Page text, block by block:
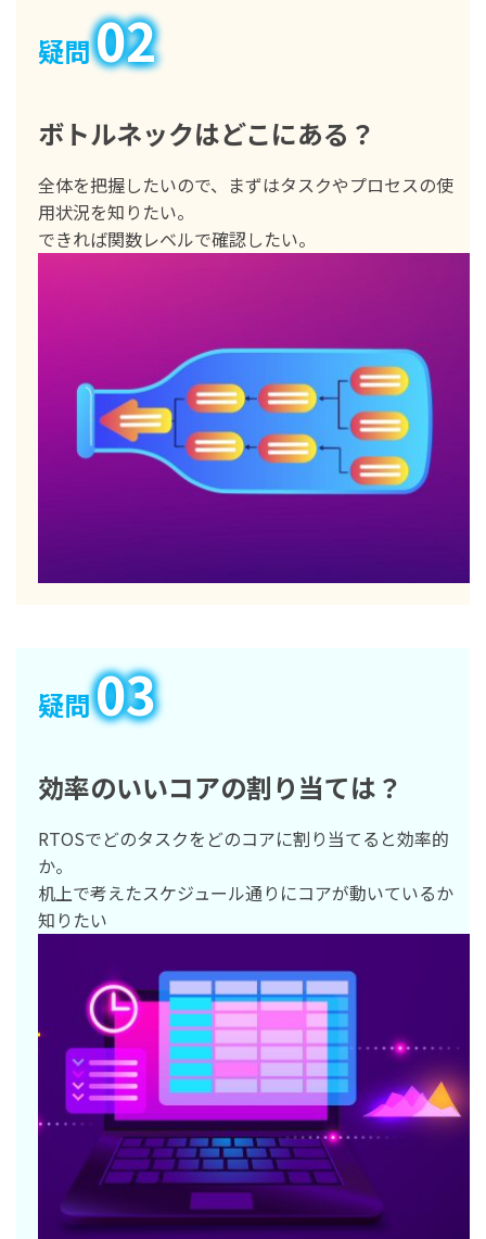
疑問02
ボトルネックはどこにある？
全体を把握したいので、まずはタスクやプロセスの使
用状況を知りたい。
できれば関数レベルで確認したい。
疑問03
効率のいいコアの割り当ては？
RTOSでどのタスクをどのコアに割り当てると効率的
か。
机上で考えたスケジュール通りにコアが動いているか
知りたい